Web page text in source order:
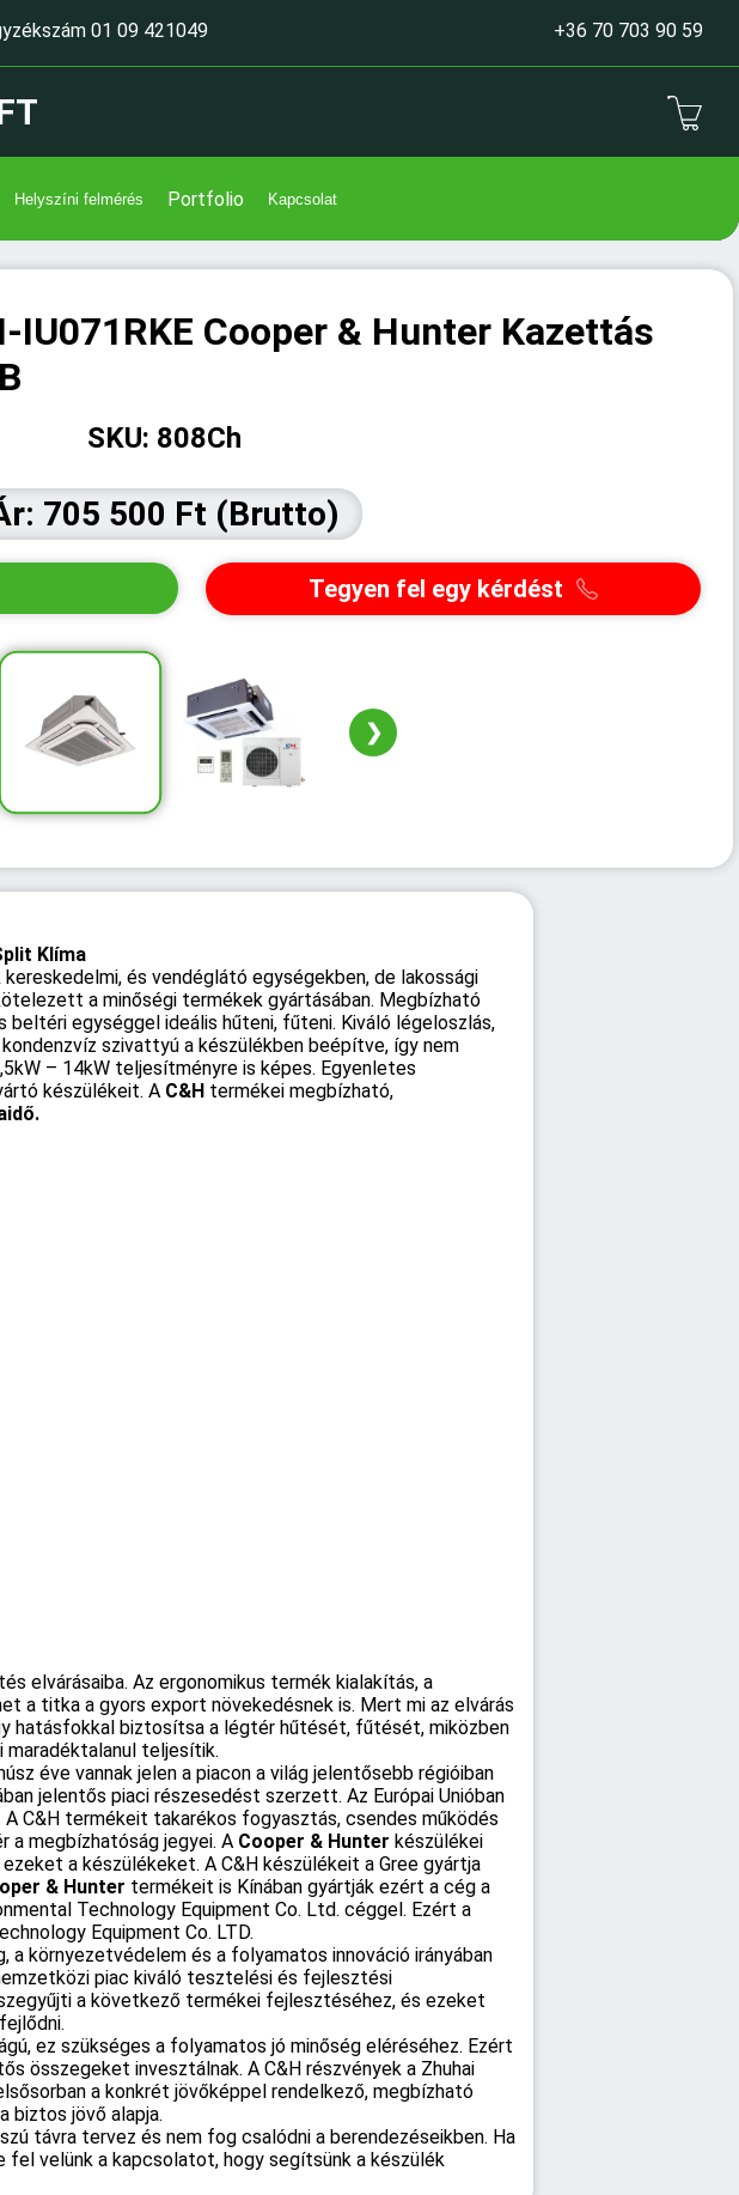
01 09 421049 +36 70 703 90 59
Helyszíni felmérés Portfolio Kapcsolat
IU071RKE Cooper & Hunter Kazettás
SKU: 808Ch
705 500 Ft (Brutto)
Tegyen fel egy kérdést
❯
Klíma
és vendéglátó egységekben, de lakossági
a minőségi termékek gyártásában. Megbízható
egységgel ideális hűteni, fűteni. Kiváló légeloszlás,
szivattyú a készülékben beépítve, így nem
– 14kW teljesítményre is képes. Egyenletes
készülékeit. A C&Htermékei megbízható,
elvárásaiba. Az ergonomikus termék kialakítás, a
a titka a gyors export növekedésnek is. Mert mi az elvárás
hatásfokkal biztosítsa a légtér hűtését, fűtését, miközben
maradéktalanul teljesítik.
éve vannak jelen a piacon a világ jelentősebb régióiban
jelentős piaci részesedést szerzett. Az Európai Unióban
C&H termékeit takarékos fogyasztás, csendes működés
a megbízhatóság jegyei. A Cooper & Hunter készülékei
a készülékeket. A C&H készülékeit a Gree gyártja
& Hunter termékeit is Kínában gyártják ezért a cég a
Technology Equipment Co. Ltd. céggel. Ezért a
Equipment Co. LTD.
környezetvédelem és a folyamatos innováció irányában
piac kiváló tesztelési és fejlesztési
a következő termékei fejlesztéséhez, és ezeket
ez szükséges a folyamatos jó minőség eléréséhez. Ezért
összegeket invesztálnak. A C&H részvények a Zhuhai
a konkrét jövőképpel rendelkező, megbízható
biztos jövő alapja.
távra tervez és nem fog csalódni a berendezéseikben. Ha
velünk a kapcsolatot, hogy segítsünk a készülék